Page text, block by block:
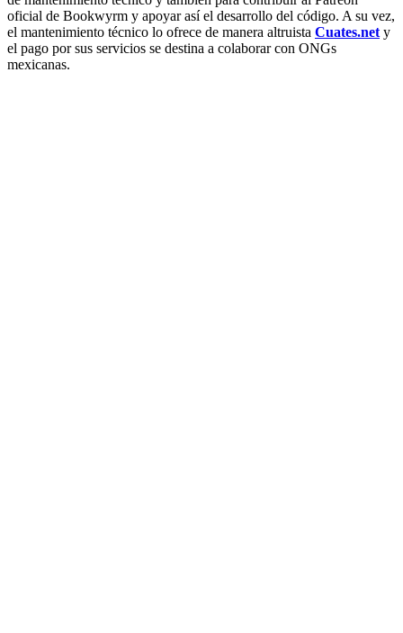
oficial de Bookwyrm y apoyar así el desarrollo del código. A su vez,
el mantenimiento técnico lo ofrece de manera altruista Cuates.net y
el pago por sus servicios se destina a colaborar con ONGs
mexicanas.